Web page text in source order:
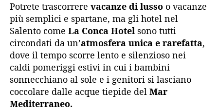
Potrete trascorrere vacanze di lusso o vacanze
più semplici e spartane, ma gli hotel nel
Salento come La Conca Hotel sono tutti
circondati da un’atmosfera unica e rarefatta,
dove il tempo scorre lento e silenzioso nei
caldi pomeriggi estivi in cui i bambini
sonnecchiano al sole e i genitori si lasciano
coccolare dalle acque tiepide del Mar
Mediterraneo.